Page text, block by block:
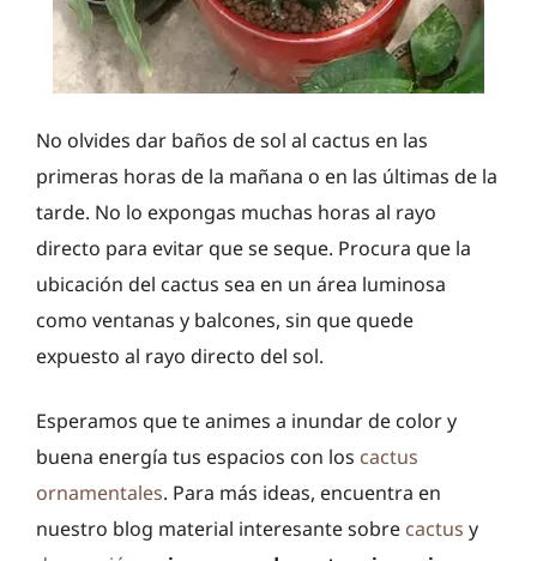
No olvides dar baños de sol al cactus en las
primeras horas de la mañana o en las últimas de la
tarde. No lo expongas muchas horas al rayo
directo para evitar que se seque. Procura que la
ubicación del cactus sea en un área luminosa
como ventanas y balcones, sin que quede
expuesto al rayo directo del sol.
Esperamos que te animes a inundar de color y
buena energía tus espacios con los cactus
ornamentales. Para más ideas, encuentra en
nuestro blog material interesante sobre cactus y